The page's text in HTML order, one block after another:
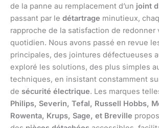
de la panne au remplacement d’un joint
passant par le détartrage minutieux,
rapproche de la satisfaction de redonner
quotidien. Nous avons passé en revue
principales, des jointures défectueuses
exploré les solutions, des plus simples
techniques, en insistant constamment
de sécurité électrique. Les marques
Philips, Severin, Tefal, Russell Hobbs,
Rowenta, Krups, Sage, et Breville